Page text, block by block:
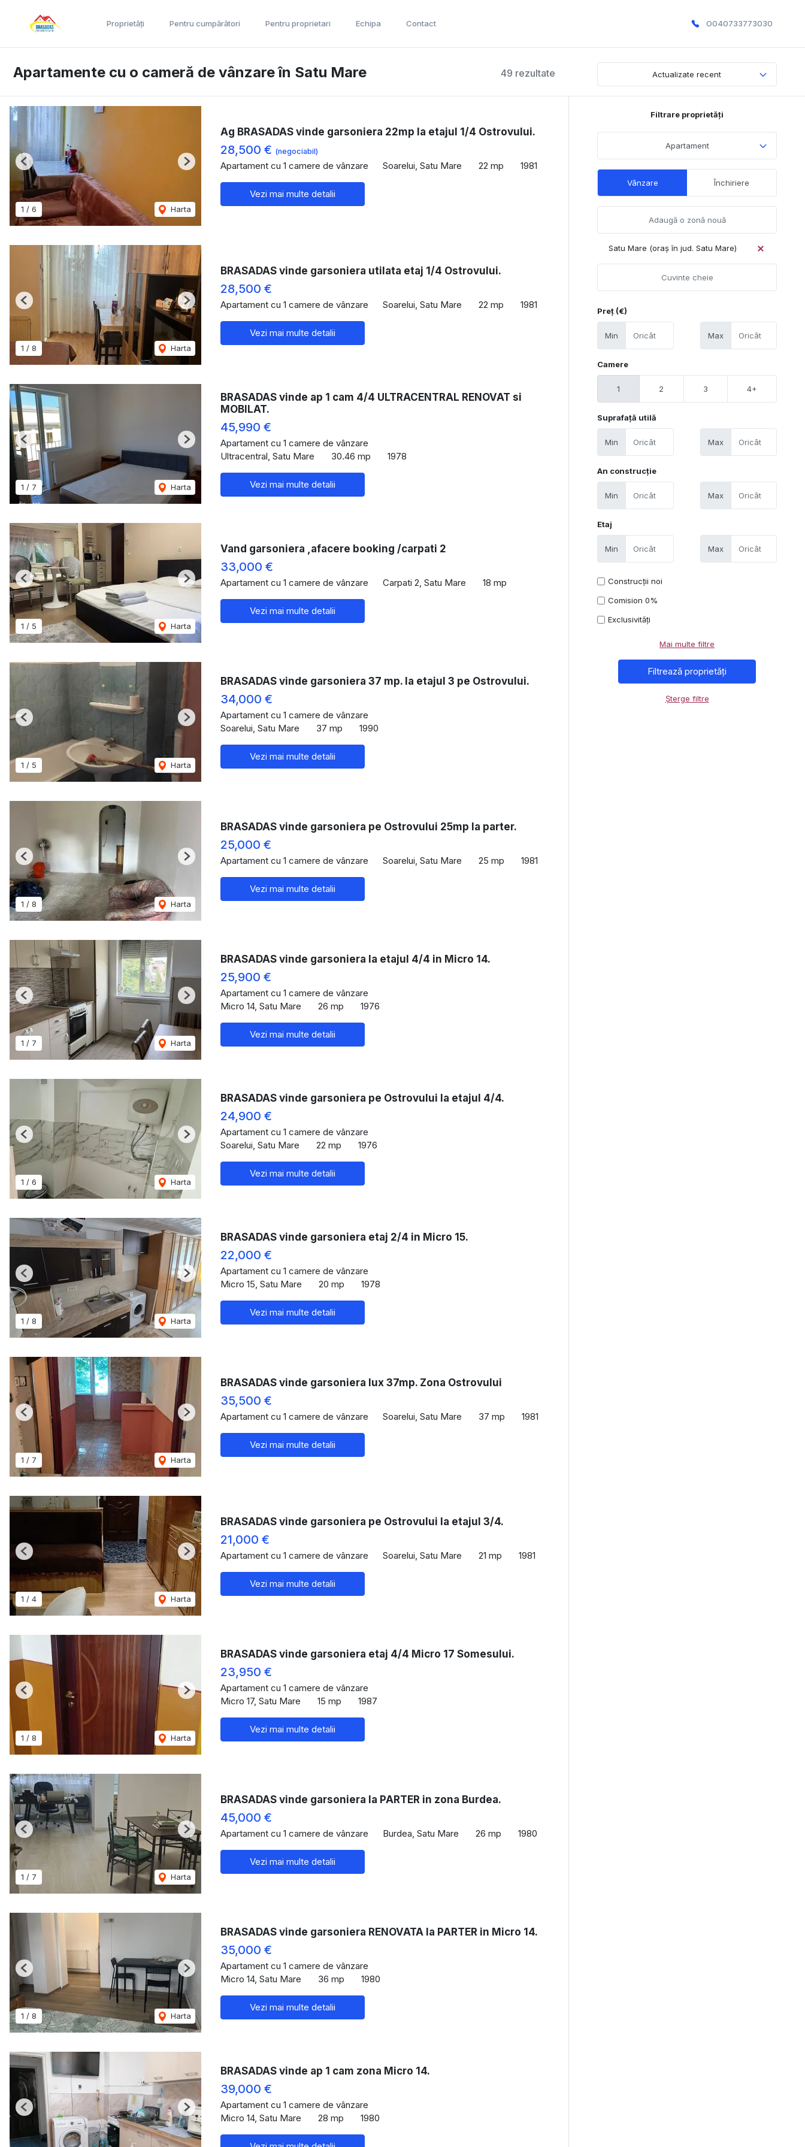
Proprietăți Pentru cumpărători Pentru proprietari Echipa Contact O040733773030
49 rezultate
Apartamente cu o cameră de vânzare în Satu Mare Actualizate recent
1 / 6 Harta
Previous Next
Ag BRASADAS vinde garsoniera 22mp la etajul 1/4 Ostrovului.
28,500 € (negociabil)
Apartament cu 1 camere de vânzare Soarelui, Satu Mare 22 mp 1981
Vezi mai multe detalii
1 / 8 Harta
Previous Next
BRASADAS vinde garsoniera utilata etaj 1/4 Ostrovului.
28,500 €
Apartament cu 1 camere de vânzare Soarelui, Satu Mare 22 mp 1981
Vezi mai multe detalii
1 / 7 Harta
Previous Next
BRASADAS vinde ap 1 cam 4/4 ULTRACENTRAL RENOVAT si
MOBILAT.
45,990 €
Apartament cu 1 camere de vânzare
Ultracentral, Satu Mare
30.46 mp 1978
Vezi mai multe detalii
1 / 5 Harta
Previous Next
Vand garsoniera ,afacere booking /carpati 2
33,000 €
Apartament cu 1 camere de vânzare Carpati 2, Satu Mare 18 mp
Vezi mai multe detalii
1 / 5 Harta
Previous Next
BRASADAS vinde garsoniera 37 mp. la etajul 3 pe Ostrovului.
34,000 €
Apartament cu 1 camere de vânzare
Soarelui, Satu Mare
37 mp 1990
Vezi mai multe detalii
1 / 8 Harta
Previous Next
BRASADAS vinde garsoniera pe Ostrovului 25mp la parter.
25,000 €
Apartament cu 1 camere de vânzare Soarelui, Satu Mare 25 mp 1981
Vezi mai multe detalii
1 / 7 Harta
Previous Next
BRASADAS vinde garsoniera la etajul 4/4 in Micro 14.
25,900 €
Apartament cu 1 camere de vânzare
Micro 14, Satu Mare
26 mp 1976
Vezi mai multe detalii
1 / 6 Harta
Previous Next
BRASADAS vinde garsoniera pe Ostrovului la etajul 4/4.
24,900 €
Apartament cu 1 camere de vânzare
Soarelui, Satu Mare
22 mp 1976
Vezi mai multe detalii
1 / 8 Harta
Previous Next
BRASADAS vinde garsoniera etaj 2/4 in Micro 15.
22,000 €
Apartament cu 1 camere de vânzare
Micro 15, Satu Mare
20 mp 1978
Vezi mai multe detalii
1 / 7 Harta
Previous Next
BRASADAS vinde garsoniera lux 37mp. Zona Ostrovului
35,500 €
Apartament cu 1 camere de vânzare Soarelui, Satu Mare 37 mp 1981
Vezi mai multe detalii
1 / 4 Harta
Previous Next
BRASADAS vinde garsoniera pe Ostrovului la etajul 3/4.
21,000 €
Apartament cu 1 camere de vânzare Soarelui, Satu Mare 21 mp 1981
Vezi mai multe detalii
1 / 8 Harta
Previous Next
BRASADAS vinde garsoniera etaj 4/4 Micro 17 Somesului.
23,950 €
Apartament cu 1 camere de vânzare
Micro 17, Satu Mare
15 mp 1987
Vezi mai multe detalii
1 / 7 Harta
Previous Next
BRASADAS vinde garsoniera la PARTER in zona Burdea.
45,000 €
Apartament cu 1 camere de vânzare Burdea, Satu Mare 26 mp 1980
Vezi mai multe detalii
1 / 8 Harta
Previous Next
BRASADAS vinde garsoniera RENOVATA la PARTER in Micro 14.
35,000 €
Apartament cu 1 camere de vânzare
Micro 14, Satu Mare
36 mp 1980
Vezi mai multe detalii
Previous Next
BRASADAS vinde ap 1 cam zona Micro 14.
39,000 €
Apartament cu 1 camere de vânzare
Micro 14, Satu Mare
28 mp 1980
Filtrare proprietăți
Apartament
Vânzare Închiriere
Satu Mare (oraș în jud. Satu Mare)
Preț (€)
Min Max
Camere
1 2 3 4+
Suprafață utilă
Min Max
An construcție
Min Max
Etaj
Min Max
Construcții noi
Comision 0%
Exclusivități
Mai multe filtre
Șterge filtre